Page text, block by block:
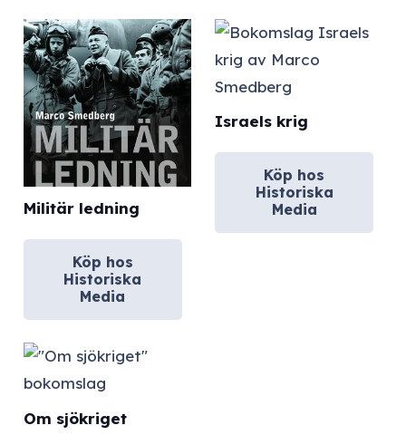
Militär ledning
Köp hos
Historiska
Media
Israels krig
Köp hos
Historiska
Media
Om sjökriget